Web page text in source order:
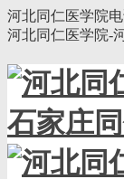
河北同仁医学院电
河北同仁医学院-